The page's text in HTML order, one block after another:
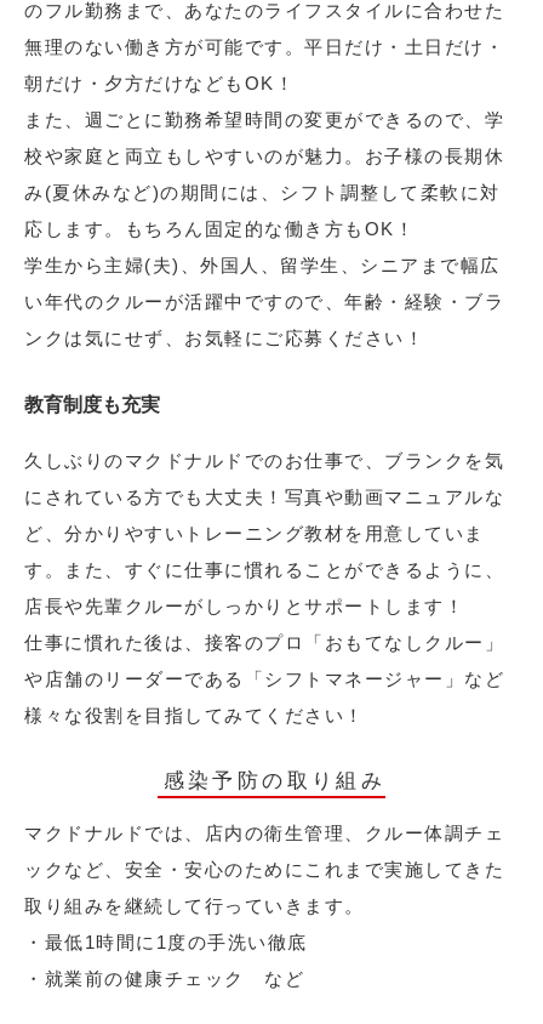
のフル勤務まで、あなたのライフスタイルに合わせた
無理のない働き方が可能です。平日だけ・土日だけ・
朝だけ・夕方だけなどもOK！
また、週ごとに勤務希望時間の変更ができるので、学
校や家庭と両立もしやすいのが魅力。お子様の長期休
み(夏休みなど)の期間には、シフト調整して柔軟に対
応します。もちろん固定的な働き方もOK！
学生から主婦(夫)、外国人、留学生、シニアまで幅広
い年代のクルーが活躍中ですので、年齢・経験・ブラ
ンクは気にせず、お気軽にご応募ください！
教育制度も充実
久しぶりのマクドナルドでのお仕事で、ブランクを気
にされている方でも大丈夫！写真や動画マニュアルな
ど、分かりやすいトレーニング教材を用意していま
す。また、すぐに仕事に慣れることができるように、
店長や先輩クルーがしっかりとサポートします！
仕事に慣れた後は、接客のプロ「おもてなしクルー」
や店舗のリーダーである「シフトマネージャー」など
様々な役割を目指してみてください！
感染予防の取り組み
マクドナルドでは、店内の衛生管理、クルー体調チェ
ックなど、安全・安心のためにこれまで実施してきた
取り組みを継続して行っていきます。
・最低1時間に1度の手洗い徹底
・就業前の健康チェック など